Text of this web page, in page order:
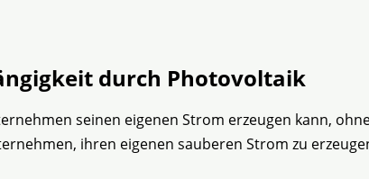
durch Photovoltaik
seinen eigenen Strom erzeugen kann,
ihren eigenen sauberen Strom zu